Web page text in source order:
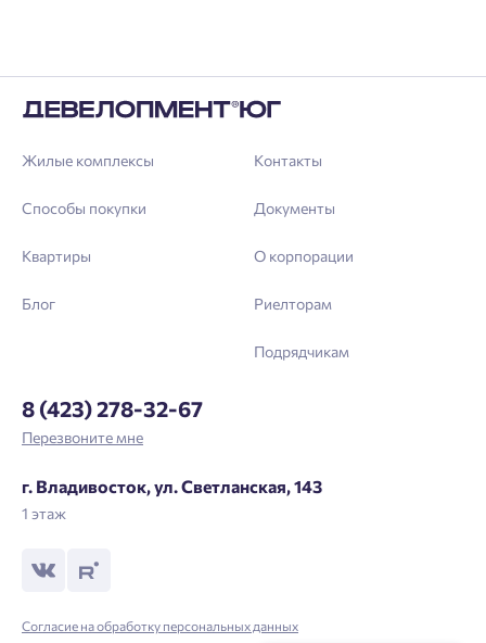
Жилые комплексы
Способы покупки
Квартиры
Блог
Контакты
Документы
О корпорации
Риелторам
Подрядчикам
8 (423) 278-32-67
Перезвоните мне
г. Владивосток, ул. Светланская, 143
1 этаж
Согласие на обработку персональных данных
Введите номер телефона, чтобы войти или
Телефон
Мы отправили код на номер .
Отправить